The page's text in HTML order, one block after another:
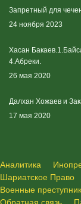
Запретный для
24 ноября 2023
Хасан
4.Абреки.
26 мая 2020
Далхан Хожаев и
17 мая 2020
Аналитика
Шариатское Право
Военные